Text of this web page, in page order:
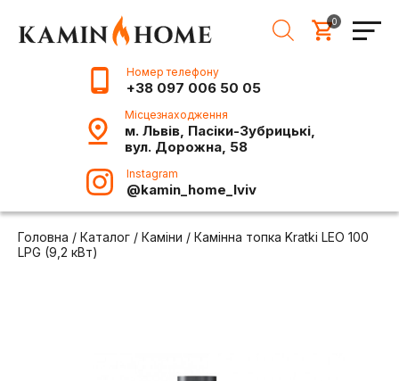
0
Номер телефону
+38 097 006 50 05
Місцезнаходження
м. Львів, Пасіки-Зубрицькі,
вул. Дорожна, 58
Instagram
@kamin_home_lviv
Головна / Каталог / Каміни / Камінна топка Kratki LEO 100
LPG (9,2 кВт)